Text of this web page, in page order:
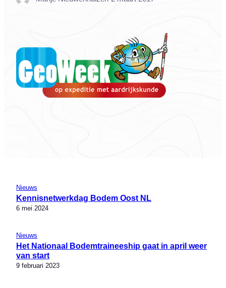
Nieuws
Kennisnetwerkdag Bodem Oost NL
6 mei 2024
Nieuws
Het Nationaal Bodemtraineeship gaat in april weer
van start
9 februari 2023